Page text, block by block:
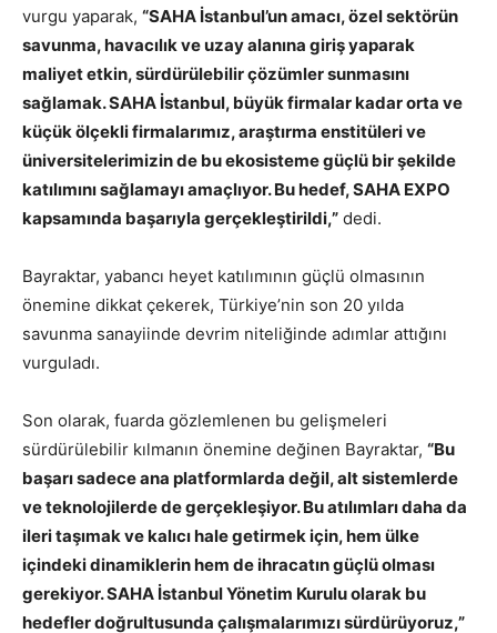
vurgu yaparak, “SAHA İstanbul’un amacı, özel sektörün
savunma, havacılık ve uzay alanına giriş yaparak
maliyet etkin, sürdürülebilir çözümler sunmasını
sağlamak. SAHA İstanbul, büyük firmalar kadar orta ve
küçük ölçekli firmalarımız, araştırma enstitüleri ve
üniversitelerimizin de bu ekosisteme güçlü bir şekilde
katılımını sağlamayı amaçlıyor. Bu hedef, SAHA EXPO
kapsamında başarıyla gerçekleştirildi,” dedi.
Bayraktar, yabancı heyet katılımının güçlü olmasının
önemine dikkat çekerek, Türkiye’nin son 20 yılda
savunma sanayiinde devrim niteliğinde adımlar attığını
vurguladı.
Son olarak, fuarda gözlemlenen bu gelişmeleri
sürdürülebilir kılmanın önemine değinen Bayraktar, “Bu
başarı sadece ana platformlarda değil, alt sistemlerde
ve teknolojilerde de gerçekleşiyor. Bu atılımları daha da
ileri taşımak ve kalıcı hale getirmek için, hem ülke
içindeki dinamiklerin hem de ihracatın güçlü olması
gerekiyor. SAHA İstanbul Yönetim Kurulu olarak bu
hedefler doğrultusunda çalışmalarımızı sürdürüyoruz,”